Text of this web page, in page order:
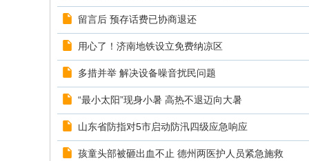
留言后 预存话费已协商退还
用心了！济南地铁设立免费纳凉区
多措并举 解决设备噪音扰民问题
“最小太阳”现身小暑 高热不退迈向大暑
山东省防指对5市启动防汛四级应急响应
孩童头部被砸出血不止 德州两医护人员紧急施救